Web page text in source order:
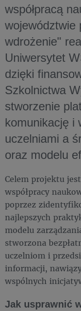
współpracą
województwie
wdrożenie"
Uniwersytet
dzięki
Szkolnictwa
stworzenie
komunikację i
uczelniami a
oraz modelu
Celem projektu
współpracy
poprzez
najlepszych
modelu
stworzona
uczelniom i
informacji,
wspólnych
Jak usprawnić